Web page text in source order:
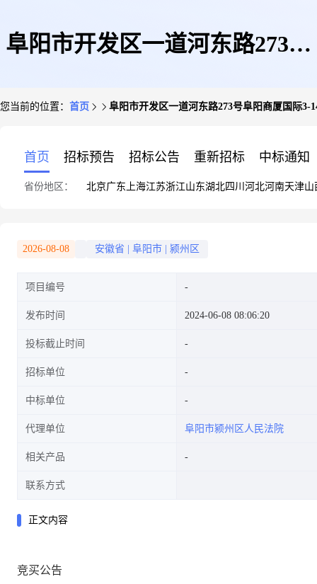
阜阳市开发区一道河东路273号
您当前的位置： 首页 阜阳市开发区一道河东路273号阜阳商厦国际3-
首页 招标预告 招标公告 重新招标 中标通知
省份地区： 北京广东 上海江苏浙江山东湖北四川 河北河南天津山
2026-08-08 安徽省 阜阳市 颍州区
项目编号
发布时间 2024-06-08 08:06:20
投标截止时间
招标单位
中标单位
代理单位 阜阳市颍州区人民法院
相关产品
联系方式
正文内容
竞买公告